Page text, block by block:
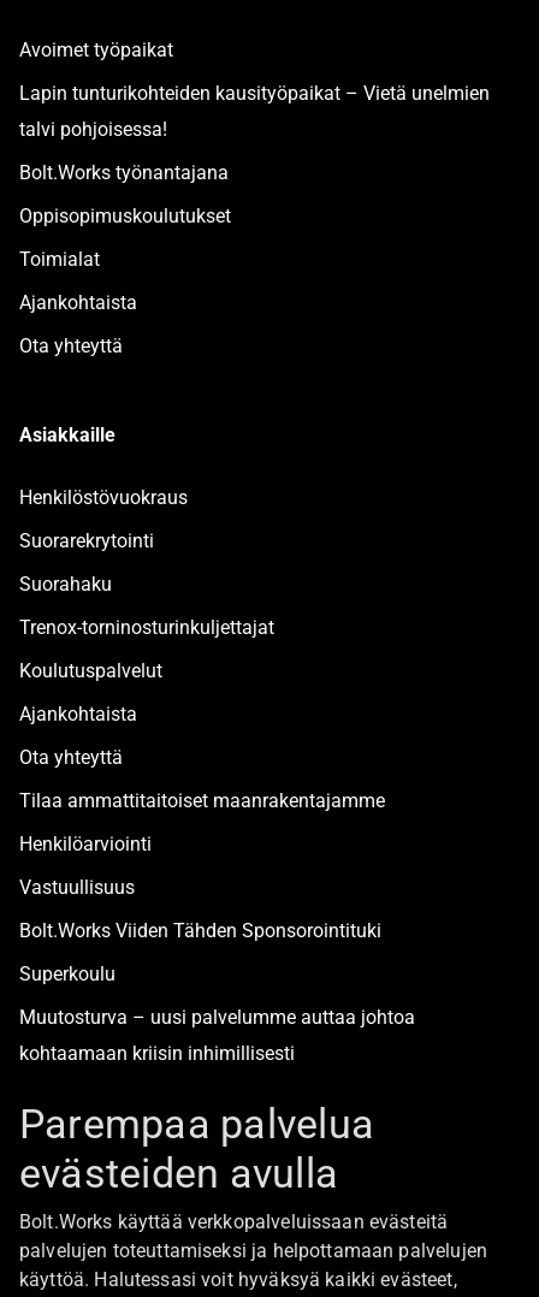
Avoimet työpaikat
Lapin tunturikohteiden kausityöpaikat – Vietä unelmien
talvi pohjoisessa!
Bolt.Works työnantajana
Oppisopimuskoulutukset
Toimialat
Ajankohtaista
Ota yhteyttä
Asiakkaille
Henkilöstövuokraus
Suorarekrytointi
Suorahaku
Trenox-torninosturinkuljettajat
Koulutuspalvelut
Ajankohtaista
Ota yhteyttä
Tilaa ammattitaitoiset maanrakentajamme
Henkilöarviointi
Vastuullisuus
Bolt.Works Viiden Tähden Sponsorointituki
Superkoulu
Muutosturva – uusi palvelumme auttaa johtoa
kohtaamaan kriisin inhimillisesti
Boltista
Töihin Bolt.Worksin toimistolle
Ajankohtaista
Parempaa palvelua
evästeiden avulla
Bolt.Works käyttää verkkopalveluissaan evästeitä
palvelujen toteuttamiseksi ja helpottamaan palvelujen
käyttöä. Halutessasi voit hyväksyä kaikki evästeet,